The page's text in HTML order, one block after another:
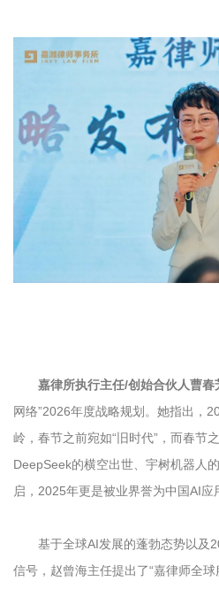
嘉律所执行主任/创始合伙人曹春
网络”2026年度战略规划。她指出，
岭，春节之前宛如“旧时代”，而春节
DeepSeek的横空出世、宇树机器人
启，2025年更是被业界誉为中国AI应
基于全球AI发展的蓬勃态势以及
信号，赵曾海主任提出了“嘉律师全